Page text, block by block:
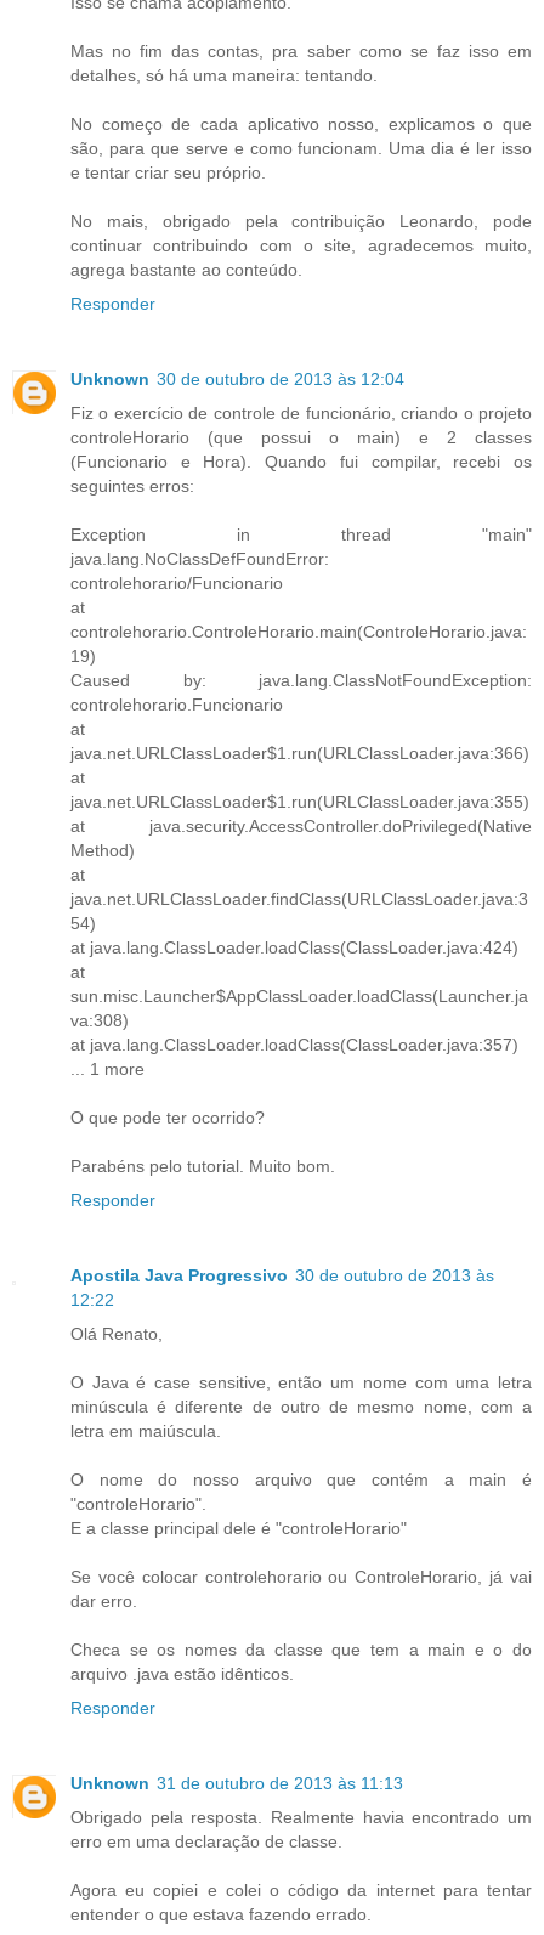
Mas no fim das contas, pra saber como se faz isso em
detalhes, só há uma maneira: tentando.
No começo de cada aplicativo nosso, explicamos o que
são, para que serve e como funcionam. Uma dia é ler isso
e tentar criar seu próprio.
No mais, obrigado pela contribuição Leonardo, pode
continuar contribuindo com o site, agradecemos muito,
agrega bastante ao conteúdo.
Responder
Unknown 30 de outubro de 2013 às 12:04
Fiz o exercício de controle de funcionário, criando o projeto
controleHorario (que possui o main) e 2 classes
(Funcionario e Hora). Quando fui compilar, recebi os
seguintes erros:
Exception in thread "main"
java.lang.NoClassDefFoundError:
controlehorario/Funcionario
at
controlehorario.ControleHorario.main(ControleHorario.java:
19)
Caused by: java.lang.ClassNotFoundException:
controlehorario.Funcionario
at
java.net.URLClassLoader$1.run(URLClassLoader.java:366)
at
java.net.URLClassLoader$1.run(URLClassLoader.java:355)
at java.security.AccessController.doPrivileged(Native
Method)
at
java.net.URLClassLoader.findClass(URLClassLoader.java:3
54)
at java.lang.ClassLoader.loadClass(ClassLoader.java:424)
at
sun.misc.Launcher$AppClassLoader.loadClass(Launcher.ja
va:308)
at java.lang.ClassLoader.loadClass(ClassLoader.java:357)
... 1 more
O que pode ter ocorrido?
Parabéns pelo tutorial. Muito bom.
Responder
Apostila Java Progressivo 30 de outubro de 2013 às
12:22
Olá Renato,
O Java é case sensitive, então um nome com uma letra
minúscula é diferente de outro de mesmo nome, com a
letra em maiúscula.
O nome do nosso arquivo que contém a main é
"controleHorario".
E a classe principal dele é "controleHorario"
Se você colocar controlehorario ou ControleHorario, já vai
dar erro.
Checa se os nomes da classe que tem a main e o do
arquivo .java estão idênticos.
Responder
Unknown 31 de outubro de 2013 às 11:13
Obrigado pela resposta. Realmente havia encontrado um
erro em uma declaração de classe.
Agora eu copiei e colei o código da internet para tentar
entender o que estava fazendo errado.